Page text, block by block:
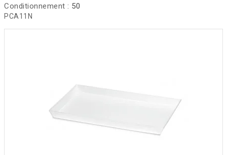
Conditionnement : 50
PCA11N